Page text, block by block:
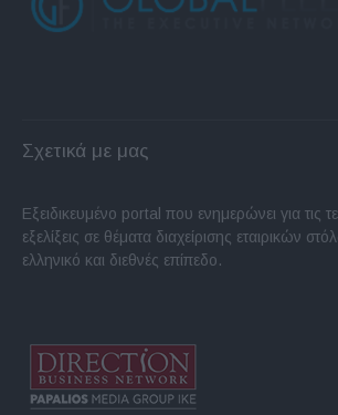
Σχετικά με μας
Εξειδικευμένο portal που ενημερώνει για τις
εξελίξεις σε θέματα διαχείρισης εταιρικών
ελληνικό και διεθνές επίπεδο.